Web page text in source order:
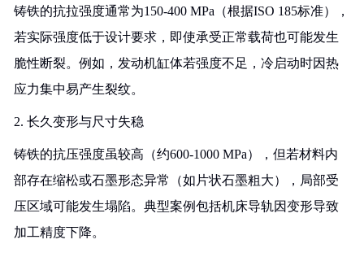
铸铁的抗拉强度通常为150-400 MPa（根据ISO 185标准），
若实际强度低于设计要求，即使承受正常载荷也可能发生
脆性断裂。例如，发动机缸体若强度不足，冷启动时因热
应力集中易产生裂纹。
2. 长久变形与尺寸失稳
铸铁的抗压强度虽较高（约600-1000 MPa），但若材料内
部存在缩松或石墨形态异常（如片状石墨粗大），局部受
压区域可能发生塌陷。典型案例包括机床导轨因变形导致
加工精度下降。